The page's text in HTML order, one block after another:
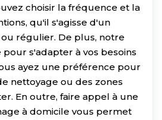
choisir la fréquence et la
qu'il s'agisse d'un
régulier. De plus, notre
s'adapter à vos besoins
ayez une préférence pour
nettoyage ou des zones
En outre, faire appel à une
à domicile vous permet